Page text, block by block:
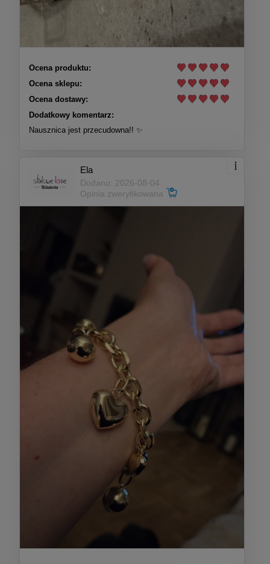
Ocena produktu:
Ocena sklepu:
Ocena dostawy:
Dodatkowy komentarz:
Nausznica jest przecudowna!! ✨
Ela
Dodano: 2026-08-04
Opinia zweryfikowana